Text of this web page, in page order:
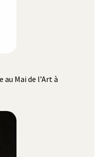
Mai de l’Art à